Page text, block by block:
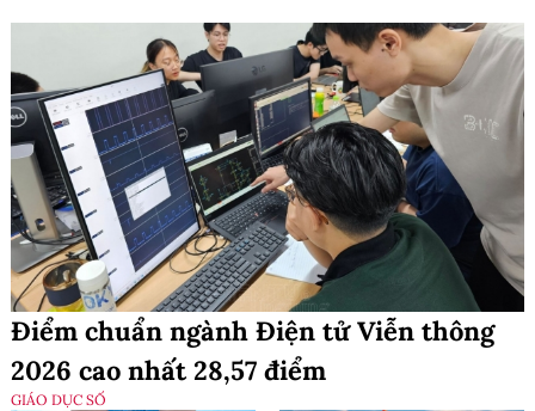
Điểm chuẩn ngành Điện tử Viễn thông
2026 cao nhất 28,57 điểm
GIÁO DỤC SỐ